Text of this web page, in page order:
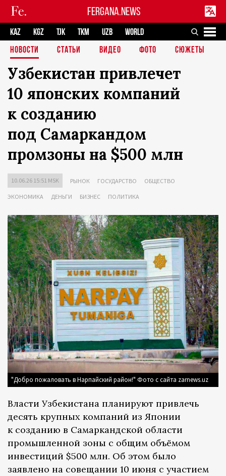
FERGANA.NEWS
KAZ KGZ TJK TKM UZB
WORLD
НОВОСТИ
СТАТЬИ ВИДЕО ФОТО СЮЖЕТЫ
Узбекистан привлечет
10 японских компаний
к созданию
под Самаркандом
промзоны на $500 млн
10.06.26 15:51 MSK РЫНОК ГОСУДАРСТВО ОБЩЕСТВО
ЭКОНОМИКА ДЕНЬГИ БИЗНЕС ПОЛИТИКА
"Добро пожаловать в Нарпайский район!" Фото с сайта zarnews.uz
Власти Узбекистана планируют привлечь
десять крупных компаний из Японии
к созданию в Самаркандской области
промышленной зоны с общим объёмом
инвестиций $500 млн. Об этом было
заявлено на совещании 10 июня с участием